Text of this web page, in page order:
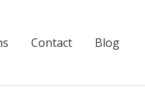
Contact Blog